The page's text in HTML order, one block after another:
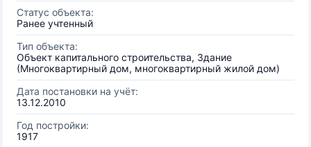
Статус объекта:
Ранее учтенный
Тип объекта:
Объект капитального строительства, Здание
(Многоквартирный дом, многоквартирный жилой дом)
Дата постановки на учёт:
13.12.2010
Год постройки:
1917